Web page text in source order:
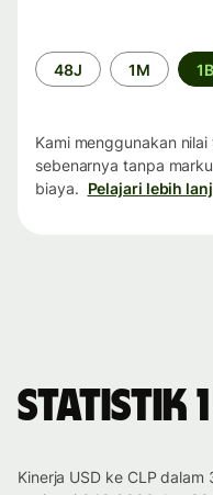
Periode
waktu
48J 1M 1B
Kami menggunakan
sebenarnya tanpa
biaya. Pelajari lebih
Statistik 1
Kinerja USD ke CLP